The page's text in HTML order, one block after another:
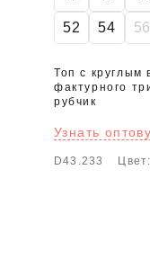
52 54 56
Топ с круглым
фактурного
рубчик
Узнать
D43.233